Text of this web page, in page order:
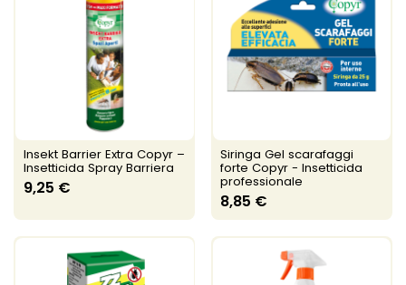
Insekt Barrier Extra Copyr –
Insetticida Spray Barriera
9,25 €
Siringa Gel scarafaggi
forte Copyr - Insetticida
professionale
8,85 €